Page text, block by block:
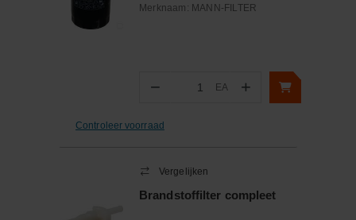
Merknaam: MANN-FILTER
− Aantal
EA +
Controleer voorraad
Vergelijken
Brandstoffilter compleet